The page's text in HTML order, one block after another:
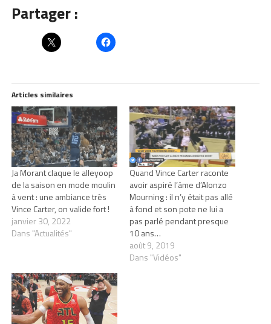
Partager :
Articles similaires
Ja Morant claque le alleyoop
de la saison en mode moulin
à vent : une ambiance très
Vince Carter, on valide fort !
janvier 30, 2022
Dans "Actualités"
Quand Vince Carter raconte
avoir aspiré l’âme d’Alonzo
Mourning : il n’y était pas allé
à fond et son pote ne lui a
pas parlé pendant presque
10 ans…
août 9, 2019
Dans "Vidéos"